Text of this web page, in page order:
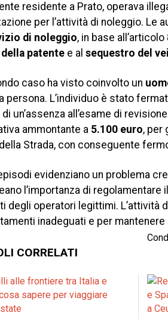
residente a Prato, operava
per l’attività di noleggio. Le
di noleggio, in base
patente e al sequestro del
caso ha visto coinvolto un
persona. L’individuo è stato
un’assenza all’esame di
ammontante a 5.100 euro, per
Strada, con conseguente
evidenziano un problema
l’importanza di
degli operatori legittimi. L’attività
inadeguati e per
CORRELATI